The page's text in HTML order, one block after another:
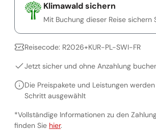
Klimawald sichern
Mit Buchung dieser Reise sichern
Reisecode: R2026+KUR-PL-SWI-FR
Jetzt sicher und ohne Anzahlung
Die Preispakete und Leistungen
Schritt ausgewählt
*Vollständige Informationen zu den
finden Sie Vollständige Informationen zu
hier.